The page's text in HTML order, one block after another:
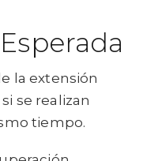
la extensión
se realizan
tiempo.